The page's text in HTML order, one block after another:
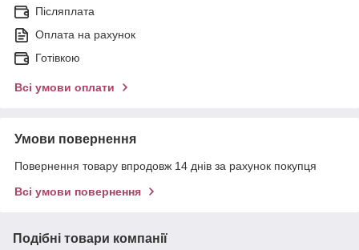
Післяплата
Оплата на рахунок
Готівкою
Всі умови оплати
Умови повернення
Повернення товару впродовж 14 днів за рахунок покупця
Всі умови повернення
Подібні товари компанії